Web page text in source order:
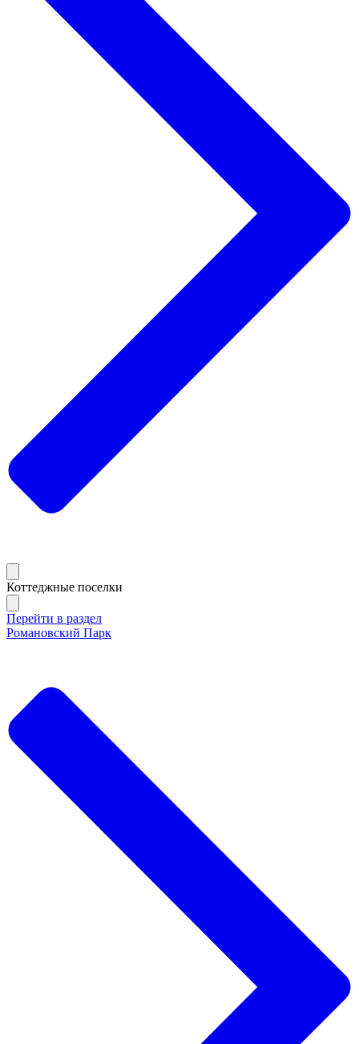
Коттеджные поселки
Перейти в раздел
Романовский Парк